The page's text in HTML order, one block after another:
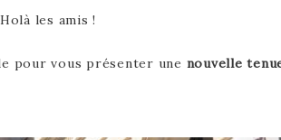
Holà les amis !
pour vous présenter une nouvelle